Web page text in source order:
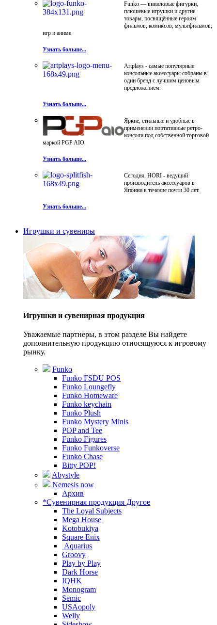
Funko — виниловые фигурки,
плюшевые игрушки и другие
товары, посвящённые героям
фильмов, комиксов, мультфильмов,
игр и аниме.
Узнать больше...
Artplays - самые популярные
консольные аксессуары собраны в
один бренд с лучшим ценовым
предложением.
Узнать больше...
Яркие, стильные и удобные в
применении портативные ретро-
консоли под собственной торговой
маркой PGP AIO.
Узнать больше...
Сегодня, HORI - ведущий
производитель аксессуаров в
Японии в течение почти 30 лет.
Узнать больше...
Игрушки и сувениры
Игрушки и сувенирная продукция
Уважаемые партнеры, в этом разделе Вы найдете
дополнительную продукцию относящуюся к игровому
рынку.
Funko
Funko FSDU POS
Funko Loungefly
Funko Homeware
Funko keychain
Funko Plush
Funko Mystery Minis
POP and Tee
Funko Figures
Funko Funkoverse
Funko Chase
Bitty POP!
Abystyle
Nemesis now
Архив
*Сувенирная продукция Другое
The Loyal Subjects
Mega House
Kotobukiya
Square Enix
Aquarius
Groovy
Play by Play
Dark Horse
IQHK
Monogram
Semic
USAopoly
Welly